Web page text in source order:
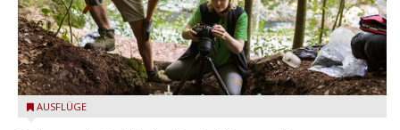
die archäologische Fundstätte Riparo Prà da Stua am Monte
AUSFLÜGE